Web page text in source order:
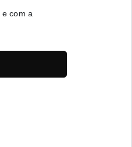
e com a